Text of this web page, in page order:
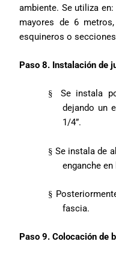
ambiente. Se utiliza
mayores de 6
esquineros o
Paso 8. Instalación de
§
Se instala
dejando un
1/4”.
§ Se instala de
enganche en
§
fascia.
Paso 9. Colocación de